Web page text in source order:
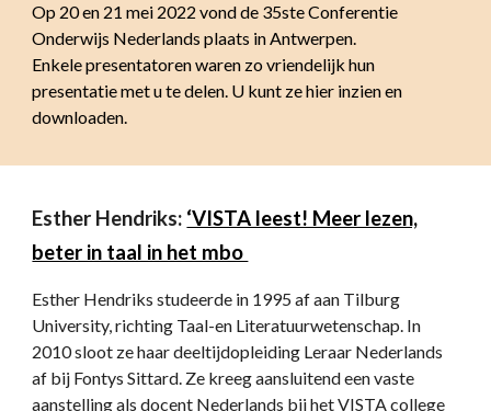
Op 20 en 21 mei 2022 vond de 35ste Conferentie
Onderwijs Nederlands plaats in Antwerpen.
Enkele presentatoren waren zo vriendelijk hun
presentatie met u te delen. U kunt ze hier inzien en
downloaden.
Esther Hendriks: ‘VISTA leest! Meer lezen,
beter in taal in het mbo
Esther Hendriks studeerde in 1995 af aan Tilburg
University, richting Taal-en Literatuurwetenschap. In
2010 sloot ze haar deeltijdopleiding Leraar Nederlands
af bij Fontys Sittard. Ze kreeg aansluitend een vaste
aanstelling alsdocent Nederlands bij het VISTA college